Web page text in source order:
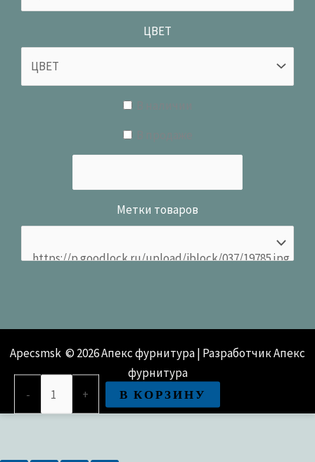
ЦВЕТ
Метки товаров
Apecsmsk © 2026 Апекс фурнитура | Разработчик Апекс
фурнитура
-
+ В КОРЗИНУ